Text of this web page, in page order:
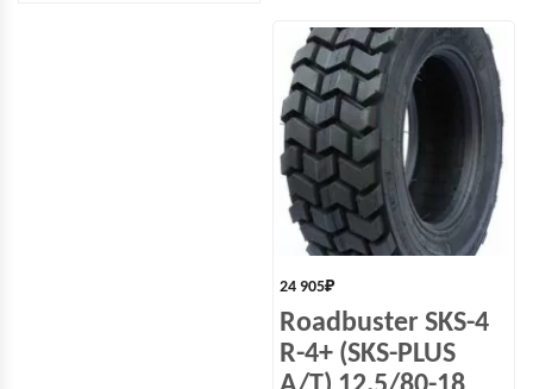
24 905₽
Roadbuster SKS-4
R-4+ (SKS-PLUS